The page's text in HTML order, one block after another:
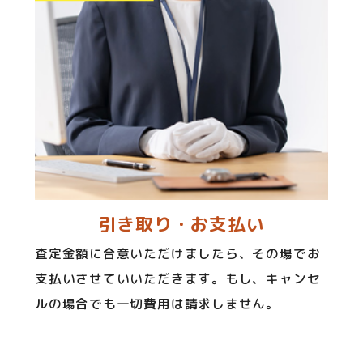
引き取り・お支払い
査定金額に合意いただけましたら、その場でお
支払いさせていいただきます。もし、キャンセ
ルの場合でも一切費用は請求しません。